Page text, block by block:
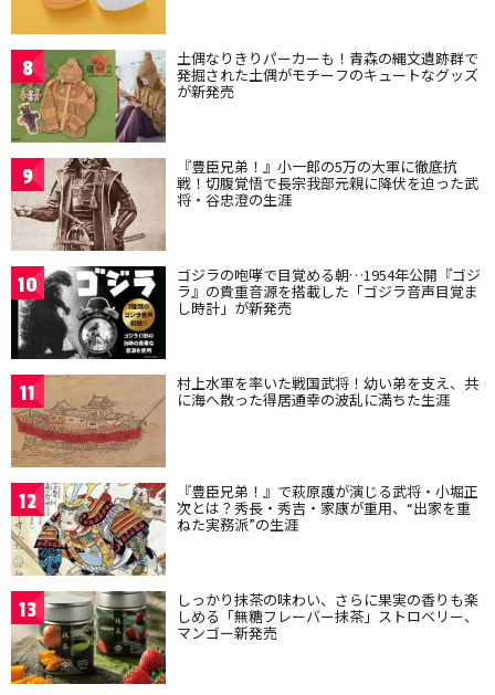
8 土偶なりきりパーカーも！青森の縄文遺跡群で
発掘された土偶がモチーフのキュートなグッズ
が新発売
9 『豊臣兄弟！』小一郎の5万の大軍に徹底抗
戦！切腹覚悟で長宗我部元親に降伏を迫った武
将・谷忠澄の生涯
10 ゴジラの咆哮で目覚める朝…1954年公開『ゴジ
ラ』の貴重音源を搭載した「ゴジラ音声目覚ま
し時計」が新発売
11 村上水軍を率いた戦国武将！幼い弟を支え、共
に海へ散った得居通幸の波乱に満ちた生涯
12 『豊臣兄弟！』で萩原護が演じる武将・小堀正
次とは？秀長・秀吉・家康が重用、“出家を重
ねた実務派”の生涯
13 しっかり抹茶の味わい、さらに果実の香りも楽
しめる「無糖フレーバー抹茶」ストロベリー、
マンゴー新発売